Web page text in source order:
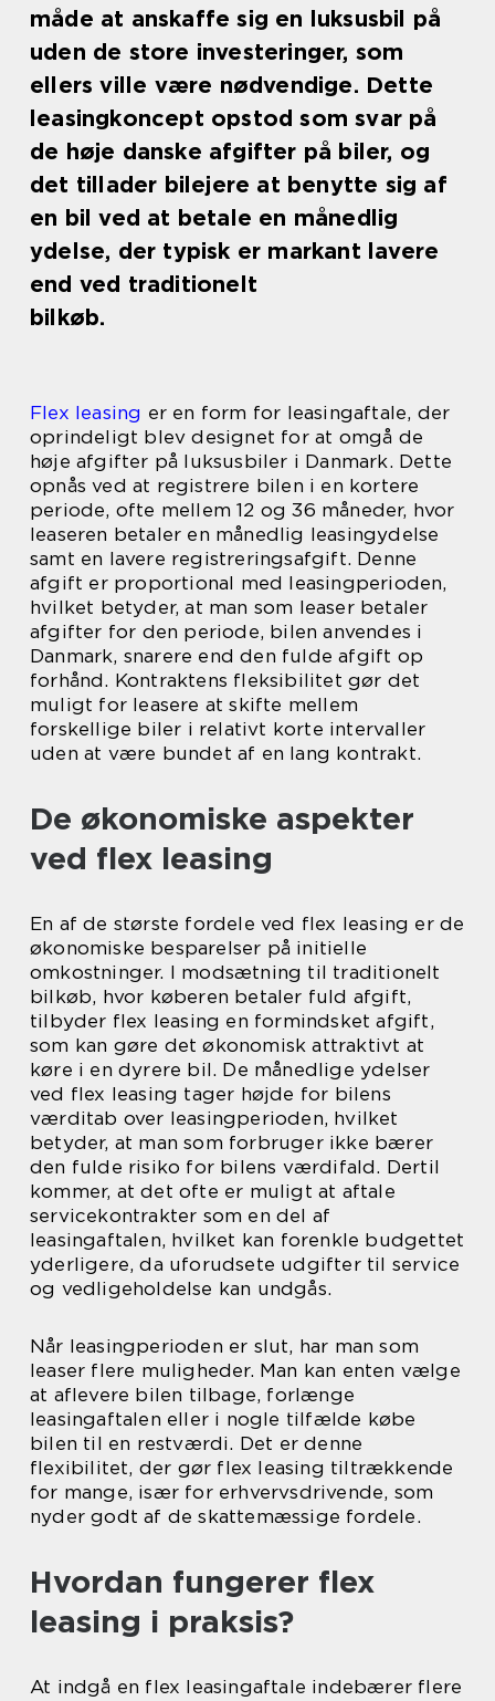
måde at anskaffe sig en luksusbil på
uden de store investeringer, som
ellers ville være nødvendige. Dette
leasingkoncept opstod som svar på
de høje danske afgifter på biler, og
det tillader bilejere at benytte sig af
en bil ved at betale en månedlig
ydelse, der typisk er markant lavere
end ved traditionelt
bilkøb.
Flex leasing er en form for leasingaftale, der
oprindeligt blev designet for at omgå de
høje afgifter på luksusbiler i Danmark. Dette
opnås ved at registrere bilen i en kortere
periode, ofte mellem 12 og 36 måneder, hvor
leaseren betaler en månedlig leasingydelse
samt en lavere registreringsafgift. Denne
afgift er proportional med leasingperioden,
hvilket betyder, at man som leaser betaler
afgifter for den periode, bilen anvendes i
Danmark, snarere end den fulde afgift op
forhånd. Kontraktens fleksibilitet gør det
muligt for leasere at skifte mellem
forskellige biler i relativt korte intervaller
uden at være bundet af en lang kontrakt.
De økonomiske aspekter
ved flex leasing
En af de største fordele ved flex leasing er de
økonomiske besparelser på initielle
omkostninger. I modsætning til traditionelt
bilkøb, hvor køberen betaler fuld afgift,
tilbyder flex leasing en formindsket afgift,
som kan gøre det økonomisk attraktivt at
køre i en dyrere bil. De månedlige ydelser
ved flex leasing tager højde for bilens
værditab over leasingperioden, hvilket
betyder, at man som forbruger ikke bærer
den fulde risiko for bilens værdifald. Dertil
kommer, at det ofte er muligt at aftale
servicekontrakter som en del af
leasingaftalen, hvilket kan forenkle budgettet
yderligere, da uforudsete udgifter til service
og vedligeholdelse kan undgås.
Når leasingperioden er slut, har man som
leaser flere muligheder. Man kan enten vælge
at aflevere bilen tilbage, forlænge
leasingaftalen eller i nogle tilfælde købe
bilen til en restværdi. Det er denne
flexibilitet, der gør flex leasing tiltrækkende
for mange, især for erhvervsdrivende, som
nyder godt af de skattemæssige fordele.
Hvordan fungerer flex
leasing i praksis?
At indgå en flex leasingaftale indebærer flere